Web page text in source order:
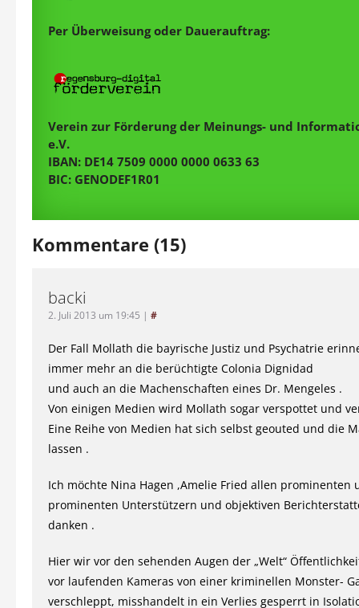
Per Überweisung oder Dauerauftrag:
Verein zur Förderung der Meinungs- und
e.V.
IBAN: DE14 7509 0000 0000 0633 63
BIC: GENODEF1R01
Kommentare (15)
backi
2. Juli 2013 um 19:45 | #
Der Fall Mollath die bayrische Justiz und Psychatrie
immer mehr an die berüchtigte Colonia Dignidad
und auch an die Machenschaften eines Dr. Mengeles .
Von einigen Medien wird Mollath sogar verspottet und
Eine Reihe von Medien hat sich selbst geouted und die
lassen .
Ich möchte Nina Hagen ,Amelie Fried allen prominenten
prominenten Unterstützern und objektiven
danken .
Hier wir vor den sehenden Augen der „Welt“
vor laufenden Kameras von einer kriminellen Monster-
verschleppt, misshandelt in ein Verlies gesperrt in